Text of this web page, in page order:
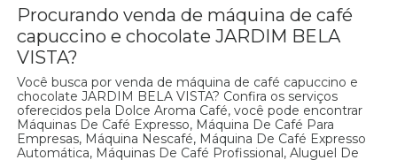
Procurando venda de máquina de café
capuccino e chocolate JARDIM BELA
VISTA?
Você busca por venda de máquina de café capuccino e
chocolate JARDIM BELA VISTA? Confira os serviços
oferecidos pela Dolce Aroma Café, você pode encontrar
Máquinas De Café Expresso, Máquina De Café Para
Empresas, Máquina Nescafé, Máquina De Café Expresso
Automática, Máquinas De Café Profissional, Aluguel De